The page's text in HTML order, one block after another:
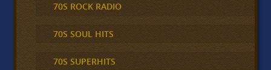
70S ROCK RADIO
70S SOUL HITS
70S SUPERHITS